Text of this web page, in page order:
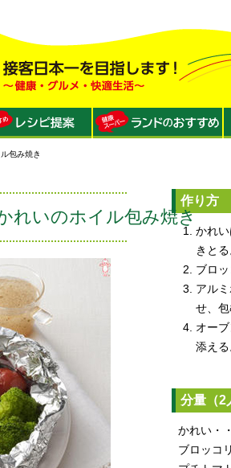
包み焼き
れいのホイル包み焼き
作り方
かれ
きとる
ブロ
アル
せ、包
オー
添える
分量（2
かれい・
ブロッコ